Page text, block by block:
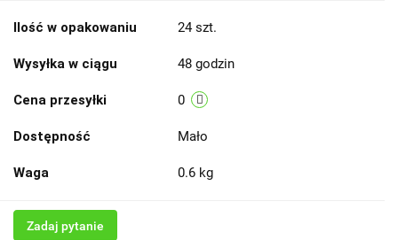
Ilość w opakowaniu 24 szt.
Wysyłka w ciągu 48 godzin
Cena przesyłki 0
Dostępność Mało
Waga 0.6 kg
Zadaj pytanie